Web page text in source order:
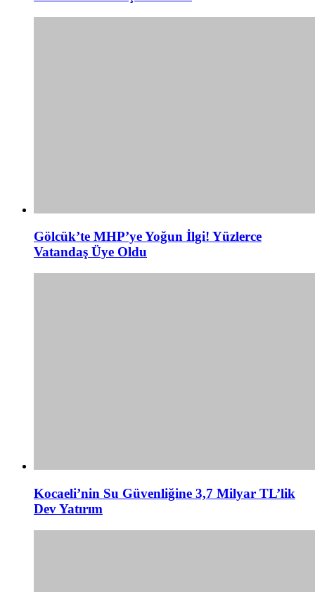
Gölcük’te MHP’ye Yoğun İlgi! Yüzlerce
Vatandaş Üye Oldu
Kocaeli’nin Su Güvenliğine 3,7 Milyar TL’lik
Dev Yatırım